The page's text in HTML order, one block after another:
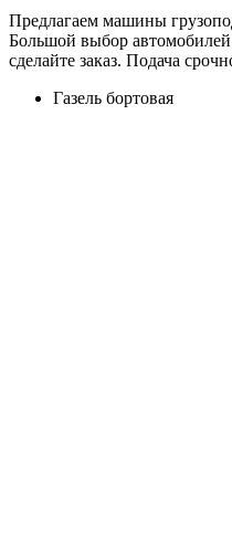
Предлагаем машины
Большой выбор
сделайте заказ. Подача
Газель бортовая